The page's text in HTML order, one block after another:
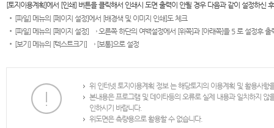
[토지이용계획]에서 [인쇄] 버튼을 클릭해서 인쇄시 도면 출력이 안될 경우 다음과 같이 설정하신
[파일] 메뉴의 [페이지 설정]에서 [배경색 및 이미지 인쇄]도 체크
[파일] 메뉴의 [페이지 설정] → 오른쪽 하단의 여백설정에서 [위쪽]과 [아래쪽]을 5 로 설정후 출
[보기] 메뉴의 [텍스트크기] → [보통]으로 설정
위 인터넷 토지이용계획 정보 는 해당토지의 이용계획 및 활용사
본내용은 프로그램 및 데이타등의 오류로 실제 내용과 일치하지
인하시기 바랍니다.
위도면은 측량용으로 활용할 수 없습니다.